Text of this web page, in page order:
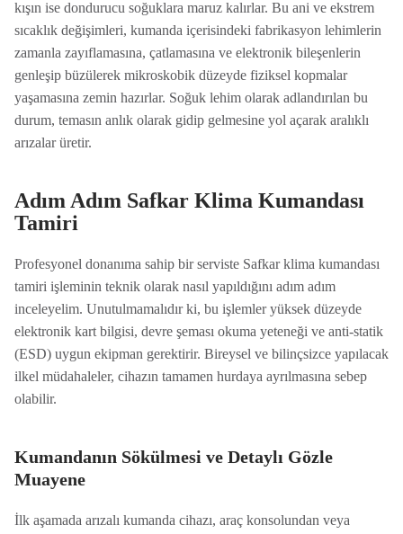
kışın ise dondurucu soğuklara maruz kalırlar. Bu ani ve ekstrem
sıcaklık değişimleri, kumanda içerisindeki fabrikasyon lehimlerin
zamanla zayıflamasına, çatlamasına ve elektronik bileşenlerin
genleşip büzülerek mikroskobik düzeyde fiziksel kopmalar
yaşamasına zemin hazırlar. Soğuk lehim olarak adlandırılan bu
durum, temasın anlık olarak gidip gelmesine yol açarak aralıklı
arızalar üretir.
Adım Adım Safkar Klima Kumandası
Tamiri
Profesyonel donanıma sahip bir serviste Safkar klima kumandası
tamiri işleminin teknik olarak nasıl yapıldığını adım adım
inceleyelim. Unutulmamalıdır ki, bu işlemler yüksek düzeyde
elektronik kart bilgisi, devre şeması okuma yeteneği ve anti-statik
(ESD) uygun ekipman gerektirir. Bireysel ve bilinçsizce yapılacak
ilkel müdahaleler, cihazın tamamen hurdaya ayrılmasına sebep
olabilir.
Kumandanın Sökülmesi ve Detaylı Gözle
Muayene
İlk aşamada arızalı kumanda cihazı, araç konsolundan veya